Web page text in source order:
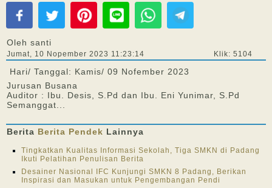
Oleh santi
Jumat, 10 Nopember 2023 11:23:14 Klik: 5104
Hari/ Tanggal: Kamis/ 09 Nofember 2023
Jurusan Busana
Auditor : Ibu. Desis, S.Pd dan Ibu. Eni Yunimar, S.Pd
Semanggat...
Berita Berita Pendek Lainnya
Tingkatkan Kualitas Informasi Sekolah, Tiga SMKN di Padang
Ikuti Pelatihan Penulisan Berita
Desainer Nasional IFC Kunjungi SMKN 8 Padang, Berikan
Inspirasi dan Masukan untuk Pengembangan Pendi